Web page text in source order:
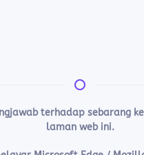
terhadap
laman web ini.